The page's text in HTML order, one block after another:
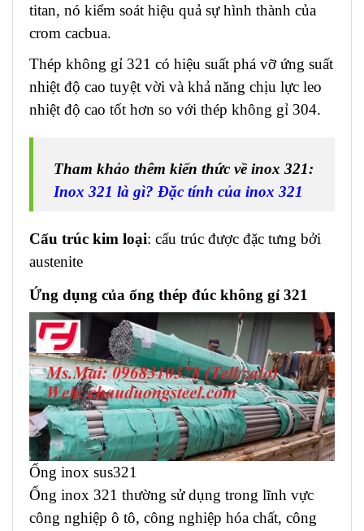
titan, nó kiểm soát hiệu quả sự hình thành của
crom cacbua.
Thép không gỉ 321 có hiệu suất phá vỡ ứng suất
nhiệt độ cao tuyệt vời và khả năng chịu lực leo
nhiệt độ cao tốt hơn so với thép không gỉ 304.
Tham khảo thêm kiến thức về inox 321:
Inox 321 là gì? Đặc tính của inox 321
Cấu trúc kim loại: cấu trúc được đặc tưng bởi
austenite
Ứng dụng của ống thép đúc không gỉ 321
Ống inox sus321
Ống inox 321 thường sử dụng trong lĩnh vực
công nghiệp ô tô, công nghiệp hóa chất, công